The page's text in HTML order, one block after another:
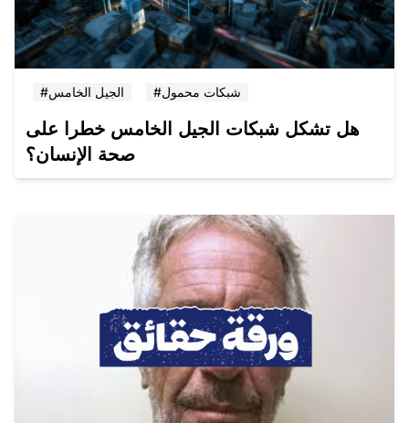
#الجيل الخامس #شبكات محمول
هل تشكل شبكات الجيل الخامس خطرا على
صحة الإنسان؟